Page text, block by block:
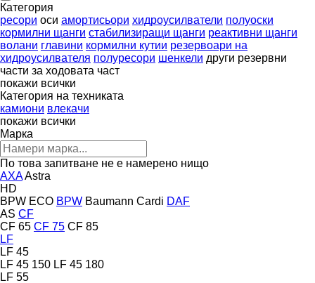
Категория
ресори оси амортисьори хидроусилватели полуоски
кормилни щанги стабилизиращи щанги реактивни щанги
волани главини кормилни кутии резервоари на
хидроусилвателя полуресори шенкели други резервни
части за ходовата част
покажи всички
Категория на техниката
камиони влекачи
покажи всички
Марка
По това запитване не е намерено нищо
AXAAstra
HD
BPW ECO BPW Baumann Cardi DAF
AS CF
CF 65 CF 75 CF 85
LF
LF 45
LF 45 150 LF 45 180
LF 55